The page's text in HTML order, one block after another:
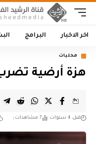
اخر الاخبار البرامج
محليات
هزة أرضية
قبل 4 سنوات 7 مشاهدات